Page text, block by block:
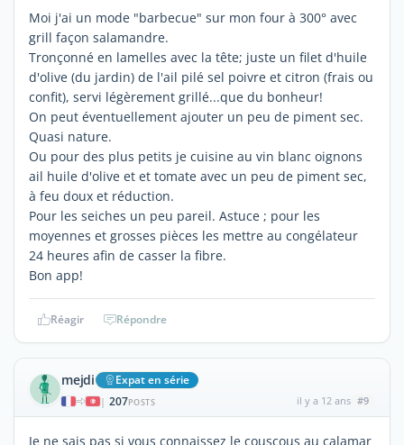
Moi j'ai un mode "barbecue" sur mon four à 300° avec
grill façon salamandre.
Tronçonné en lamelles avec la tête; juste un filet d'huile
d'olive (du jardin) de l'ail pilé sel poivre et citron (frais ou
confit), servi légèrement grillé...que du bonheur!
On peut éventuellement ajouter un peu de piment sec.
Quasi nature.
Ou pour des plus petits je cuisine au vin blanc oignons
ail huile d'olive et et tomate avec un peu de piment sec,
à feu doux et réduction.
Pour les seiches un peu pareil. Astuce ; pour les
moyennes et grosses pièces les mettre au congélateur
24 heures afin de casser la fibre.
Bon app!
Réagir Répondre
mejdi Expat en série
| 207POSTS il y a 12 ans #9
Je ne sais pas si vous connaissez le couscous au calamar